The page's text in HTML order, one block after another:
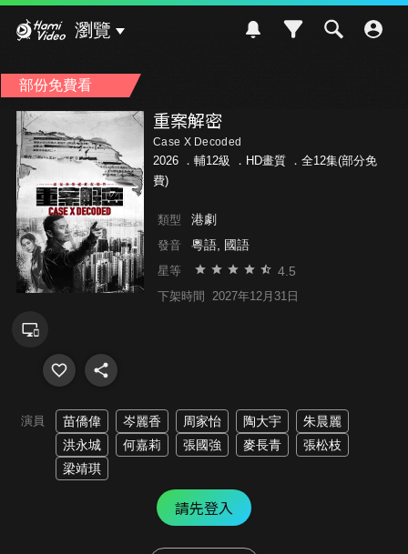
瀏覽
部份免費看
重案解密
Case X Decoded
2026 ． 輔12級
．HD畫質 ．全12集(部分免
費)
類型 港劇
發音 粵語, 國語
星等 4.5
下架時間 2027年12月31日
演員 苗僑偉 岑麗香 周家怡 陶大宇
朱晨麗
洪永城
何嘉莉 張國強 麥長青
張松枝
梁靖琪
請先登入